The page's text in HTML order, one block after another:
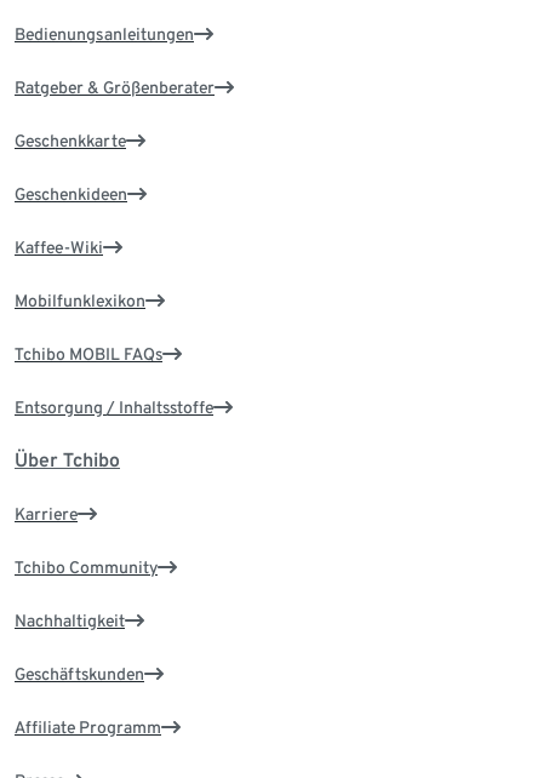
Bedienungsanleitungen
Ratgeber & Größenberater
Geschenkkarte
Geschenkideen
Kaffee-Wiki
Mobilfunklexikon
Tchibo MOBIL FAQs
Entsorgung / Inhaltsstoffe
Über Tchibo
Karriere
Tchibo Community
Nachhaltigkeit
Geschäftskunden
Affiliate Programm